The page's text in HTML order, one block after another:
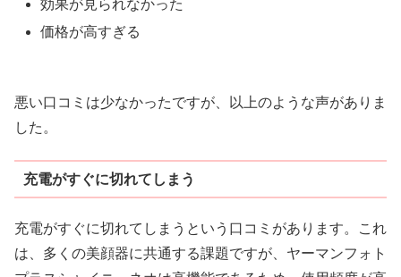
効果が見られなかった
価格が高すぎる
悪い口コミは少なかったですが、以上のような声がありま
した。
充電がすぐに切れてしまう
充電がすぐに切れてしまうという口コミがあります。これ
は、多くの美顔器に共通する課題ですが、ヤーマンフォト